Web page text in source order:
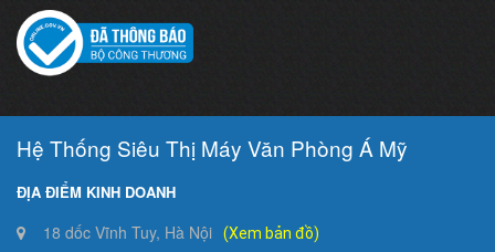
Hệ Thống Siêu Thị Máy Văn Phòng Á Mỹ
ĐỊA ĐIỂM KINH DOANH
18 dốc Vĩnh Tuy, Hà Nội (Xem bản đồ)